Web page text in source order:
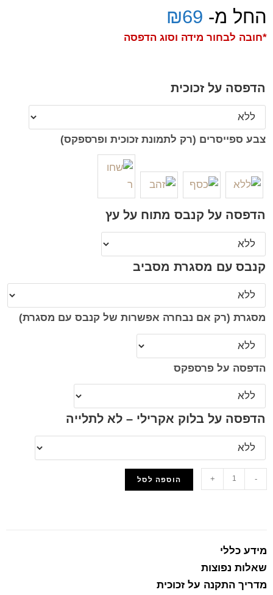
החל מ- ₪69
*חובה לבחור מידה וסוג הדפסה
הדפסה על זכוכית
צבע ספייסרים (רק לתמונת זכוכית ופרספקס)
הדפסה על קנבס מתוח על עץ
קנבס עם מסגרת מסביב
מסגרת (רק אם נבחרה אפשרות של קנבס עם מסגרת)
הדפסה על פרספקס
הדפסה על בלוק אקרילי – לא לתלייה
-
+ הוספה לסל
מידע כללי
שאלות נפוצות
מדריך התקנה על זכוכית